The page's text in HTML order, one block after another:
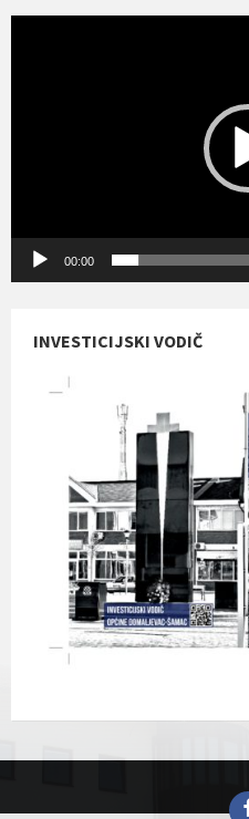
00:00
INVESTICIJSKI VODIČ